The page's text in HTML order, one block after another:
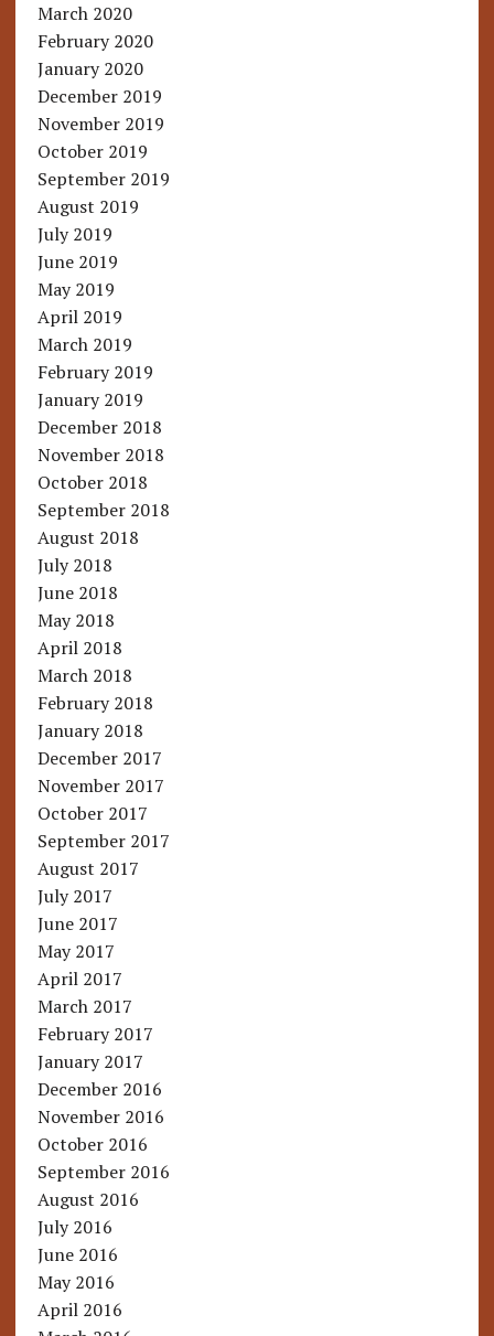
March 2020
February 2020
January 2020
December 2019
November 2019
October 2019
September 2019
August 2019
July 2019
June 2019
May 2019
April 2019
March 2019
February 2019
January 2019
December 2018
November 2018
October 2018
September 2018
August 2018
July 2018
June 2018
May 2018
April 2018
March 2018
February 2018
January 2018
December 2017
November 2017
October 2017
September 2017
August 2017
July 2017
June 2017
May 2017
April 2017
March 2017
February 2017
January 2017
December 2016
November 2016
October 2016
September 2016
August 2016
July 2016
June 2016
May 2016
April 2016